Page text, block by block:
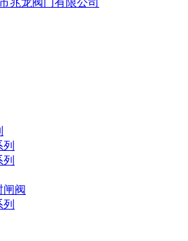
闸阀